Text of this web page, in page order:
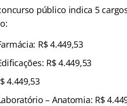
público indica 5
R$ 4.449,53
R$ 4.449,53
4.449,53
– Anatomia: R$